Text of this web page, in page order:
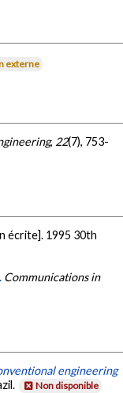
externe
, 22(7), 753-
écrite]. 1995 30th
Communications in
engineering
Non disponible